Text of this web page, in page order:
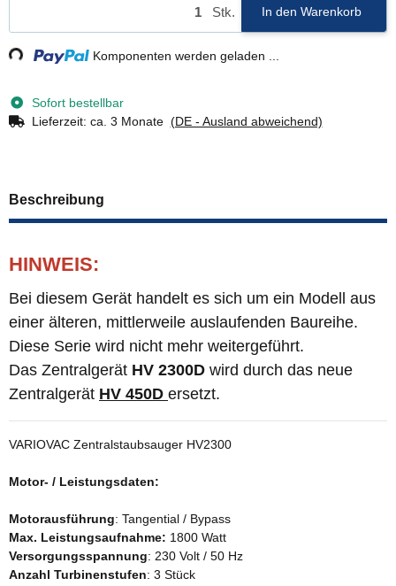
Stk. In den Warenkorb
Komponenten werden geladen ...
Sofort bestellbar
Lieferzeit: ca. 3 Monate (DE - Ausland abweichend)
Beschreibung
HINWEIS:
Bei diesem Gerät handelt es sich um ein Modell aus
einer älteren, mittlerweile auslaufenden Baureihe.
Diese Serie wird nicht mehr weitergeführt.
Das Zentralgerät HV 2300D wird durch das neue
Zentralgerät HV 450D ersetzt.
VARIOVAC Zentralstaubsauger HV2300
Motor- / Leistungsdaten:
Motorausführung: Tangential / Bypass
Max. Leistungsaufnahme: 1800 Watt
Versorgungsspannung: 230 Volt / 50 Hz
Anzahl Turbinenstufen: 3 Stück